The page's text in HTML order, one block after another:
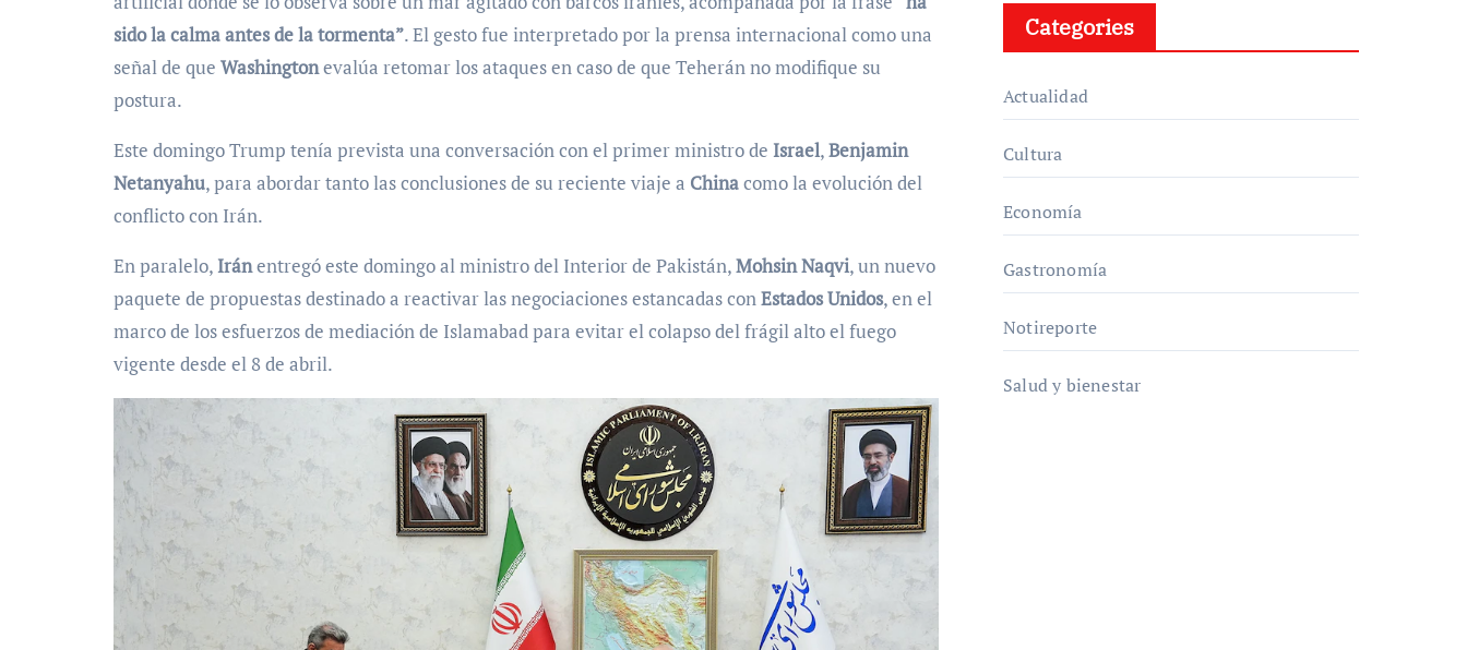
sido la calma antes de la tormenta”. El gesto fue interpretado por la prensa internacional como una
señal de que Washingtonevalúa retomar los ataques en caso de que Teherán no modifique su
postura.
Este domingo Trump tenía prevista una conversación con el primer ministro de Israel,Benjamin
Netanyahu, para abordar tanto las conclusiones de su reciente viaje a Chinacomo la evolución del
conflicto con Irán.
En paralelo,Iránentregó este domingo al ministro del Interior de Pakistán,Mohsin Naqvi, un nuevo
paquete de propuestas destinado a reactivar las negociaciones estancadas conEstados Unidos, en el
marco de los esfuerzos de mediación de Islamabad para evitar el colapso del frágil alto el fuego
vigente desde el 8 de abril.
Categories
Actualidad
Cultura
Economía
Gastronomía
Notireporte
Salud y bienestar